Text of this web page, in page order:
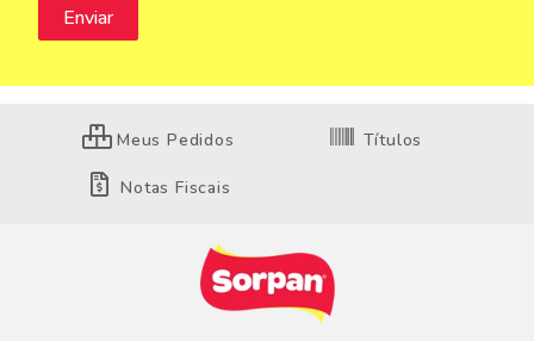
Meus Pedidos Títulos
Notas Fiscais